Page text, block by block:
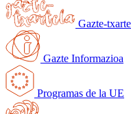
Gazte-
Gazte Informazioa
Programas de la UE